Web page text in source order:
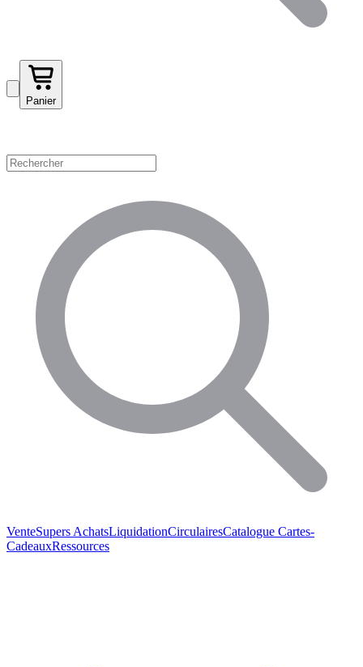
Panier
VenteSupers AchatsLiquidationCirculairesCatalogue Cartes-
CadeauxRessources